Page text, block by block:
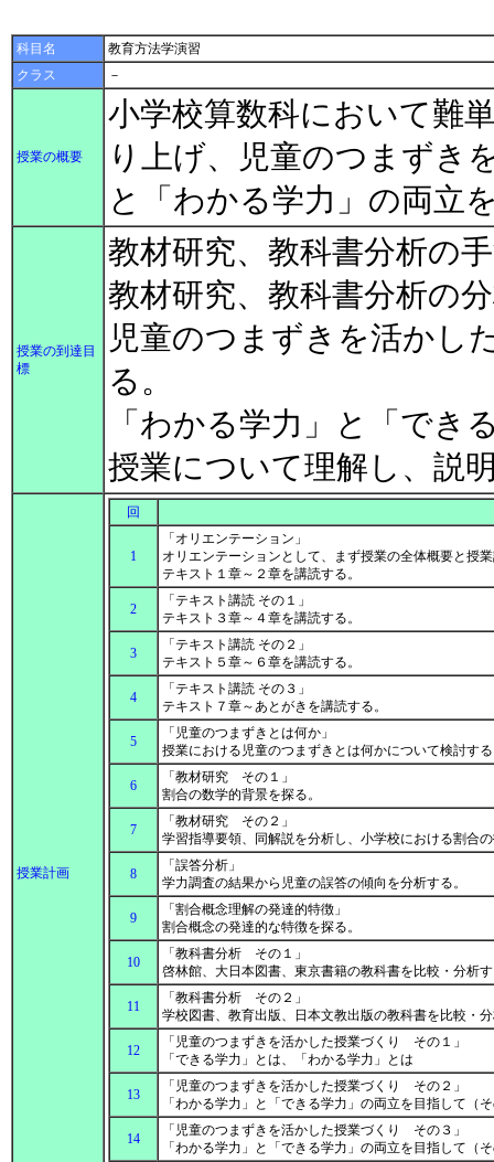
科目名
教育方法学演習
クラス
－
授業の概要
小学校算数科において難
り上げ、児童のつまずき
と「わかる学力」の両立
授業の到達目
標
教材研究、教科書分析の
教材研究、教科書分析の
児童のつまずきを活かし
る。
「わかる学力」と「でき
授業について理解し、説
授業計画
回
1
「オリエンテーション」
オリエンテーションとして、まず授業の全体概要と授
テキスト１章～２章を講読する。
2
「テキスト講読 その１」
テキスト３章～４章を講読する。
3
「テキスト講読 その２」
テキスト５章～６章を講読する。
4
「テキスト講読 その３」
テキスト７章～あとがきを講読する。
5
「児童のつまずきとは何か」
授業における児童のつまずきとは何かについて検討す
6
「教材研究 その１」
割合の数学的背景を探る。
7
「教材研究 その２」
学習指導要領、同解説を分析し、小学校における割合
8
「誤答分析」
学力調査の結果から児童の誤答の傾向を分析する。
9
「割合概念理解の発達的特徴」
割合概念の発達的な特徴を探る。
10
「教科書分析 その１」
啓林館、大日本図書、東京書籍の教科書を比較・分析
11
「教科書分析 その２」
学校図書、教育出版、日本文教出版の教科書を比較・
12
「児童のつまずきを活かした授業づくり その１」
「できる学力」とは、「わかる学力」とは
13
「児童のつまずきを活かした授業づくり その２」
「わかる学力」と「できる学力」の両立を目指して（
14
「児童のつまずきを活かした授業づくり その３」
「わかる学力」と「できる学力」の両立を目指して（